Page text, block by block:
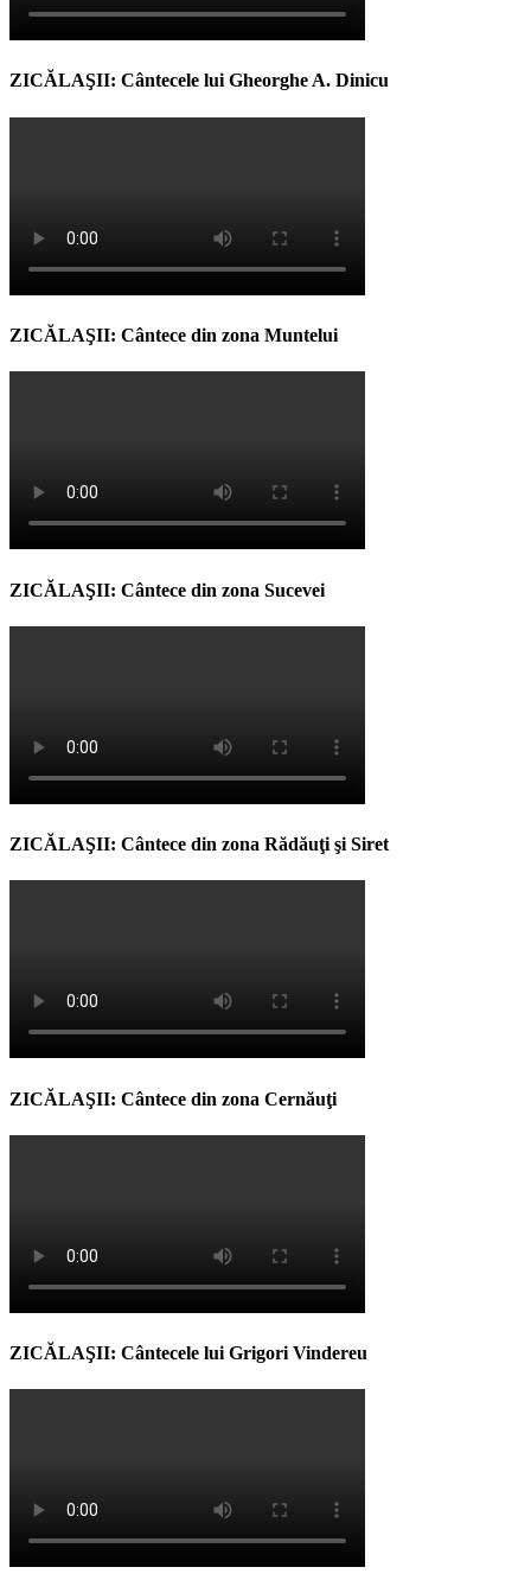
ZICĂLAŞII: Cântecele lui Gheorghe A. Dinicu
ZICĂLAŞII: Cântece din zona Muntelui
ZICĂLAŞII: Cântece din zona Sucevei
ZICĂLAŞII: Cântece din zona Rădăuţi şi Siret
ZICĂLAŞII: Cântece din zona Cernăuţi
ZICĂLAŞII: Cântecele lui Grigori Vindereu